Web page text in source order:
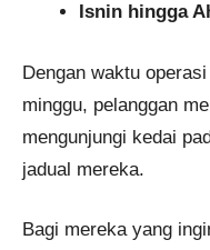
Isnin hingga
Dengan waktu
minggu, pelanggan
mengunjungi kedai
jadual mereka. ​
Bagi mereka yang